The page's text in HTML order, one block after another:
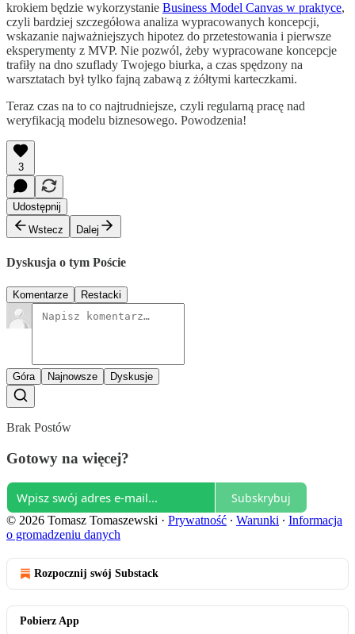
krokiem będzie wykorzystanie Business Model Canvas w praktyce,
czyli bardziej szczegółowa analiza wypracowanych koncepcji,
wskazanie najważniejszych hipotez do przetestowania i pierwsze
eksperymenty z MVP. Nie pozwól, żeby wypracowane koncepcje
trafiły na dno szuflady Twojego biurka, a czas spędzony na
warsztatach był tylko fajną zabawą z żółtymi karteczkami.
Teraz czas na to co najtrudniejsze, czyli regularną pracę nad
weryfikacją modelu biznesowego. Powodzenia!
3
Udostępnij
Wstecz
Dalej
Dyskusja o tym Poście
Komentarze Restacki
Góra Najnowsze Dyskusje
Brak Postów
Gotowy na więcej?
Subskrybuj
© 2026 Tomasz Tomaszewski · Prywatność ∙ Warunki ∙ Informacja
o gromadzeniu danych
Rozpocznij swój Substack
Pobierz App